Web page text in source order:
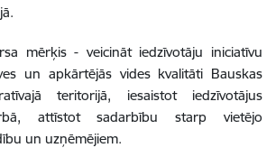
mērķis - veicināt iedzīvotāju iniciatīvu
un apkārtējās vides kvalitāti Bauskas
teritorijā, iesaistot iedzīvotājus
attīstot sadarbību starp vietējo
un uzņēmējiem.